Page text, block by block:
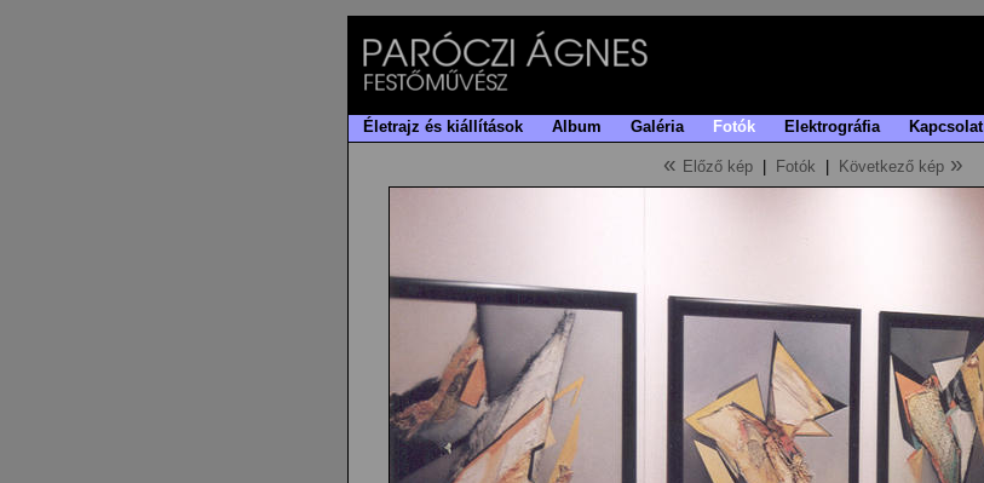
Életrajz és kiállítások Album Galéria Fotók Elektrográfia Kapcsolat
« Előző kép Fotók Következő kép »